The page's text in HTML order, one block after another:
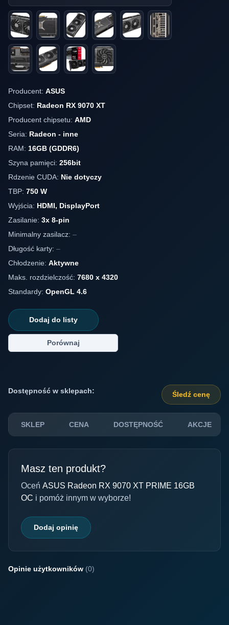
Producent: ASUS
Chipset: Radeon RX 9070 XT
Producent chipsetu: AMD
Seria: Radeon - inne
RAM: 16GB (GDDR6)
Szyna pamięci: 256bit
Rdzenie CUDA: Nie dotyczy
TBP: 750 W
Wyjścia: HDMI, DisplayPort
Zasilanie: 3x 8-pin
Minimalny zasilacz: –
Długość karty: –
Chłodzenie: Aktywne
Maks. rozdzielczość: 7680 x 4320
Standardy: OpenGL 4.6
Dodaj do listy
Porównaj
Dostępność w sklepach: Śledź cenę
SKLEP CENA DOSTĘPNOŚĆ AKCJE
Masz ten produkt?
Oceń ASUS Radeon RX 9070 XT PRIME 16GB
OC i pomóż innym w wyborze!
Dodaj opinię
Opinie użytkowników (0)